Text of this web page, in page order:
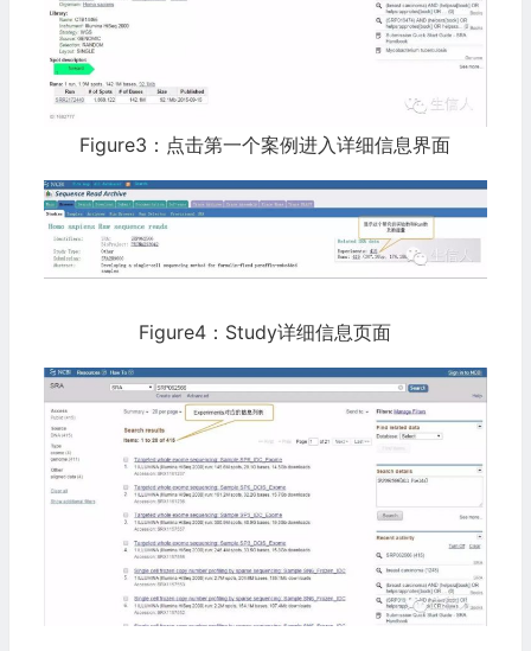
Figure3：点击第一个案例进入详细信息界面
Figure4：Study详细信息页面